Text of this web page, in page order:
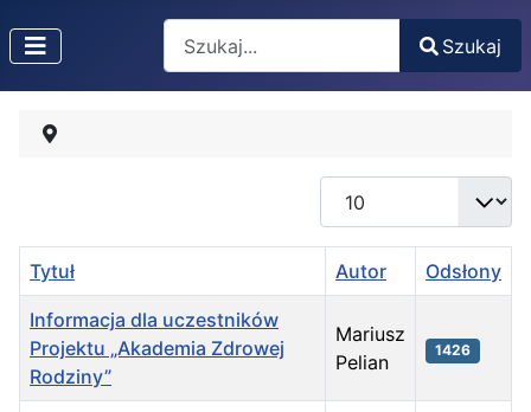
Type 2 or more characters for results.
Szukaj
Pokaż #
Tytuł Autor Odsłony
Informacja dla uczestników
Projektu „Akademia Zdrowej
Rodziny”
Mariusz
Pelian
1426